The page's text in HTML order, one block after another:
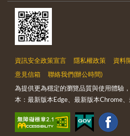
資訊安全政策宣言 隱私權政策 資料
意見信箱 聯絡我們(辦公時間)
為提供更為穩定的瀏覽品質與使用體驗
本：最新版本Edge、最新版本Chrome